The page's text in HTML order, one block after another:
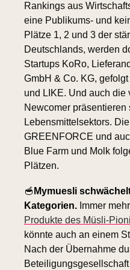
Rankings aus
eine Publikums- und
Plätze 1, 2 und 3 der
Deutschlands, werden
Startups KoRo,
GmbH & Co. KG,
und LIKE. Und auch die
Newcomer
Lebensmittelsektors.
GREENFORCE und
Blue Farm und Molk
Plätzen.
🥣 Mymuesli
Kategorien. Immer
Produkte des Müsli-
könnte auch an einem
Nach der Übernahme